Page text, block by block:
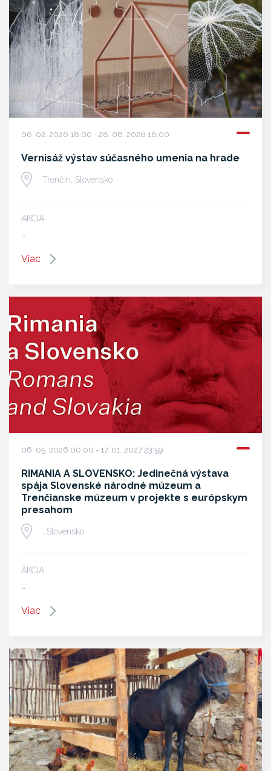
06. 02. 2026 18:00 - 28. 08. 2026 18:00
Vernisáž výstav súčasného umenia na hrade
Trenčín, Slovensko
AKCIA
Viac
06. 05. 2026 00:00 - 17. 01. 2027 23:59
RIMANIA A SLOVENSKO: Jedinečná výstava
spája Slovenské národné múzeum a
Trenčianske múzeum v projekte s európskym
presahom
, Slovensko
AKCIA
…
Viac